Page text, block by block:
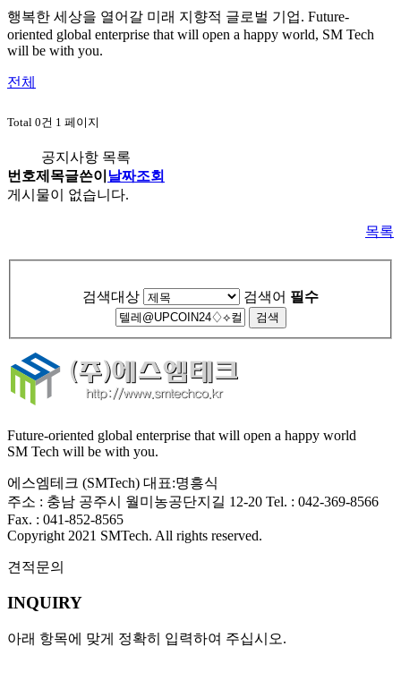
행복한 세상을 열어갈 미래 지향적 글로벌 기업. Future-
oriented global enterprise that will open a happy world, SM Tech
will be with you.
전체
Total 0건 1 페이지
공지사항 목록
번호제목글쓴이 날짜조회
게시물이 없습니다.
목록
검색대상 검색어 필수
Future-oriented global enterprise that will open a happy world
SM Tech will be with you.
에스엠테크 (SMTech) 대표:명흥식
주소 : 충남 공주시 월미농공단지길 12-20 Tel. : 042-369-8566
Fax. : 041-852-8565
Copyright 2021 SMTech. All rights reserved.
견적문의
INQUIRY
아래 항목에 맞게 정확히 입력하여 주십시오.